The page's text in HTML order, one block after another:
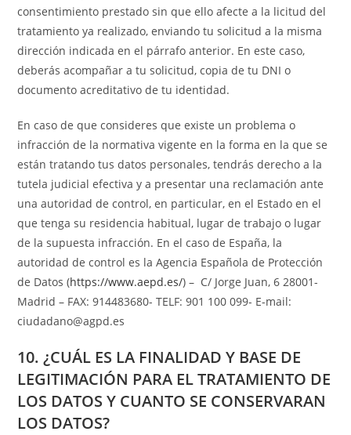
consentimiento prestado sin que ello afecte a la licitud del
tratamiento ya realizado, enviando tu solicitud a la misma
dirección indicada en el párrafo anterior. En este caso,
deberás acompañar a tu solicitud, copia de tu DNI o
documento acreditativo de tu identidad.
En caso de que consideres que existe un problema o
infracción de la normativa vigente en la forma en la que se
están tratando tus datos personales, tendrás derecho a la
tutela judicial efectiva y a presentar una reclamación ante
una autoridad de control, en particular, en el Estado en el
que tenga su residencia habitual, lugar de trabajo o lugar
de la supuesta infracción. En el caso de España, la
autoridad de control es la Agencia Española de Protección
de Datos (https://www.aepd.es/) – C/ Jorge Juan, 6 28001-
Madrid – FAX: 914483680- TELF: 901 100 099- E-mail:
ciudadano@agpd.es
10. ¿CUÁL ES LA FINALIDAD Y BASE DE
LEGITIMACIÓN PARA EL TRATAMIENTO DE
LOS DATOS Y CUANTO SE CONSERVARAN
LOS DATOS?